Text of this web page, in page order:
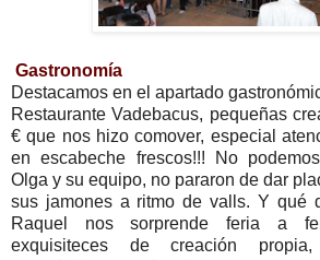
Gastronomía
Destacamos en el apartado
Restaurante Vadebacus, pequeñas
€ que nos hizo comover, especial
en escabeche frescos!!! No
Olga y su equipo, no pararon de dar
sus jamones a ritmo de valls. Y qué
Raquel nos sorprende feria a
exquisiteces de creación